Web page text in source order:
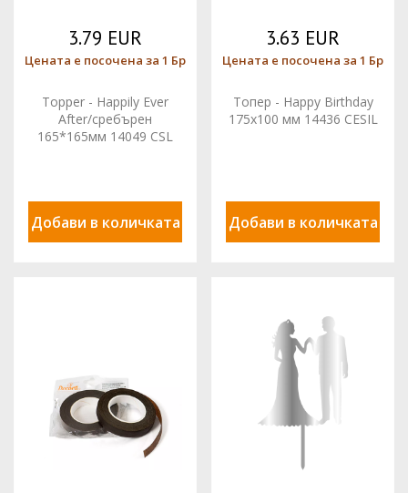
3.79 EUR
Цената е посочена за 1 Бр
Topper - Happily Ever
After/сребърен
165*165мм 14049 CSL
Добави в количката
3.63 EUR
Цената е посочена за 1 Бр
Топер - Happy Birthday
175x100 мм 14436 CESIL
Добави в количката